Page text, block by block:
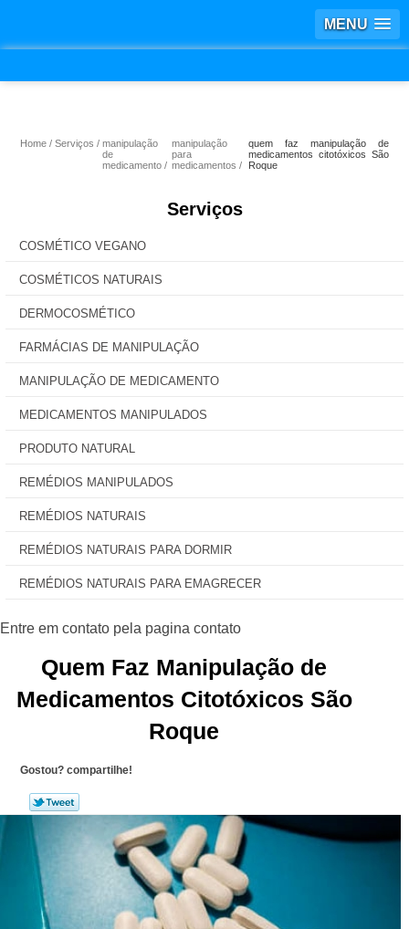
MENU
Home Serviços
manipulação
de
medicamento
manipulação
para
medicamentos
quem faz manipulação de
medicamentos citotóxicos São
Roque
Serviços
COSMÉTICO VEGANO
COSMÉTICOS NATURAIS
DERMOCOSMÉTICO
FARMÁCIAS DE MANIPULAÇÃO
MANIPULAÇÃO DE MEDICAMENTO
MEDICAMENTOS MANIPULADOS
PRODUTO NATURAL
REMÉDIOS MANIPULADOS
REMÉDIOS NATURAIS
REMÉDIOS NATURAIS PARA DORMIR
REMÉDIOS NATURAIS PARA EMAGRECER
Quem Faz Manipulação de
Medicamentos Citotóxicos São
Roque
Gostou? compartilhe!